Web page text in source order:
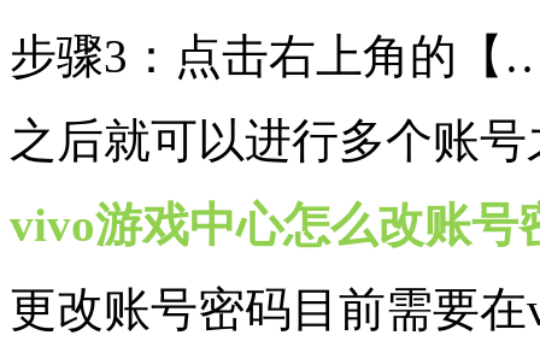
步骤3：点击右上角的【
之后就可以进行多个账
vivo游戏中心怎么改账号
更改账号密码目前需要